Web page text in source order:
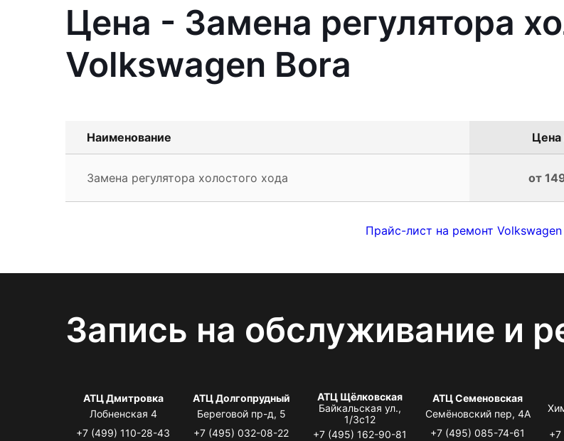
Цена - Замена регулятора
Volkswagen Bora
Наименование Цена
Замена регулятора холостого хода от
Прайс-лист на ремонт Volkswagen
Запись на обслуживание и
АТЦ Дмитровка
Лобненская 4
+7 (499) 110-28-43
АТЦ Долгопрудный
Береговой пр-д, 5
+7 (495) 032-08-22
АТЦ Щёлковская
Байкальская ул.,
1/3с12
+7 (495) 162-90-81
АТЦ Семеновская
Семёновский пер, 4А
+7 (495) 085-74-61
+7